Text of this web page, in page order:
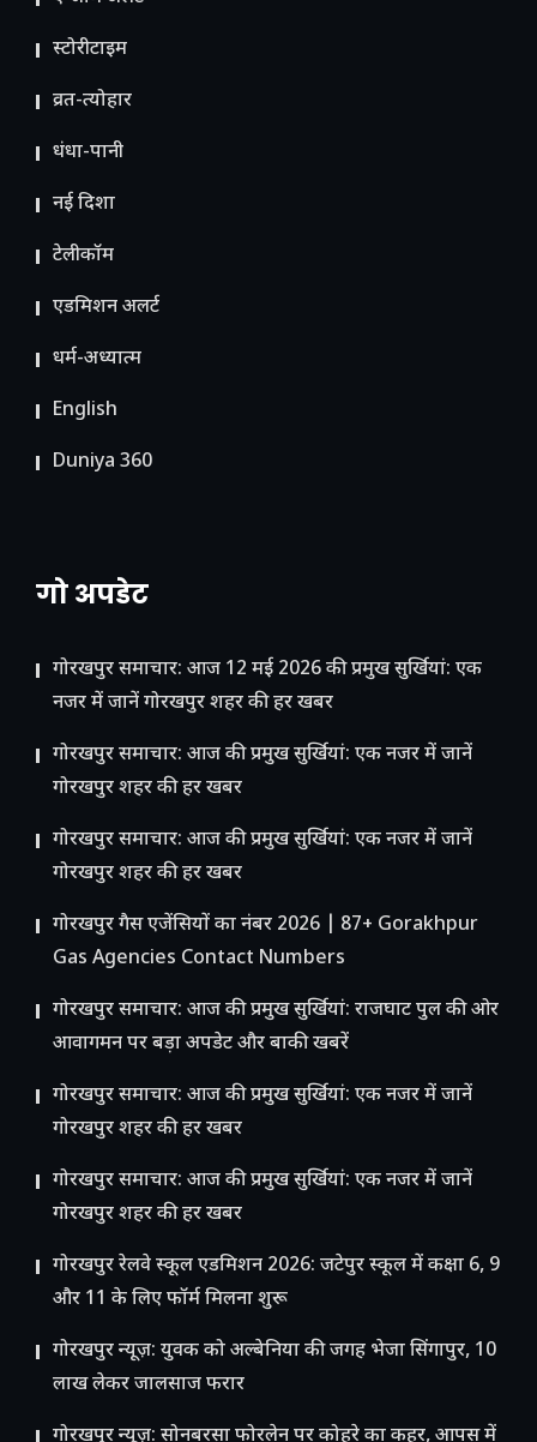
स्टोरीटाइम
व्रत-त्योहार
धंधा-पानी
नई दिशा
टेलीकॉम
ए​डमिशन अलर्ट
धर्म-अध्यात्म
English
Duniya 360
गो अपडेट
गोरखपुर समाचार: आज 12 मई 2026 की प्रमुख सुर्खियां: एक
नजर में जानें गोरखपुर शहर की हर खबर
गोरखपुर समाचार: आज की प्रमुख सुर्खियां: एक नजर में जानें
गोरखपुर शहर की हर खबर
गोरखपुर समाचार: आज की प्रमुख सुर्खियां: एक नजर में जानें
गोरखपुर शहर की हर खबर
गोरखपुर गैस एजेंसियों का नंबर 2026 | 87+ Gorakhpur
Gas Agencies Contact Numbers
गोरखपुर समाचार: आज की प्रमुख सुर्खियां: राजघाट पुल की ओर
आवागमन पर बड़ा अपडेट और बाकी खबरें
गोरखपुर समाचार: आज की प्रमुख सुर्खियां: एक नजर में जानें
गोरखपुर शहर की हर खबर
गोरखपुर समाचार: आज की प्रमुख सुर्खियां: एक नजर में जानें
गोरखपुर शहर की हर खबर
गोरखपुर रेलवे स्कूल एडमिशन 2026: जटेपुर स्कूल में कक्षा 6, 9
और 11 के लिए फॉर्म मिलना शुरू
गोरखपुर न्यूज़: युवक को अल्बेनिया की जगह भेजा सिंगापुर, 10
लाख लेकर जालसाज फरार
गोरखपुर न्यूज़: सोनबरसा फोरलेन पर कोहरे का कहर, आपस में